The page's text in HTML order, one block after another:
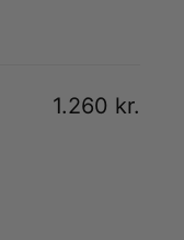
1.260 kr.